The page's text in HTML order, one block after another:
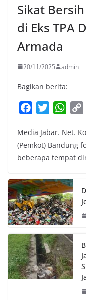
Sikat
di Eks TPA
Armada
20/11/2025 admin
Bagikan berita:
c
e
b
o
k
i
t
t
r
W
a
t
s
p
p
Media Jabar. Net.
(Pemkot) Bandung
beberapa tempat